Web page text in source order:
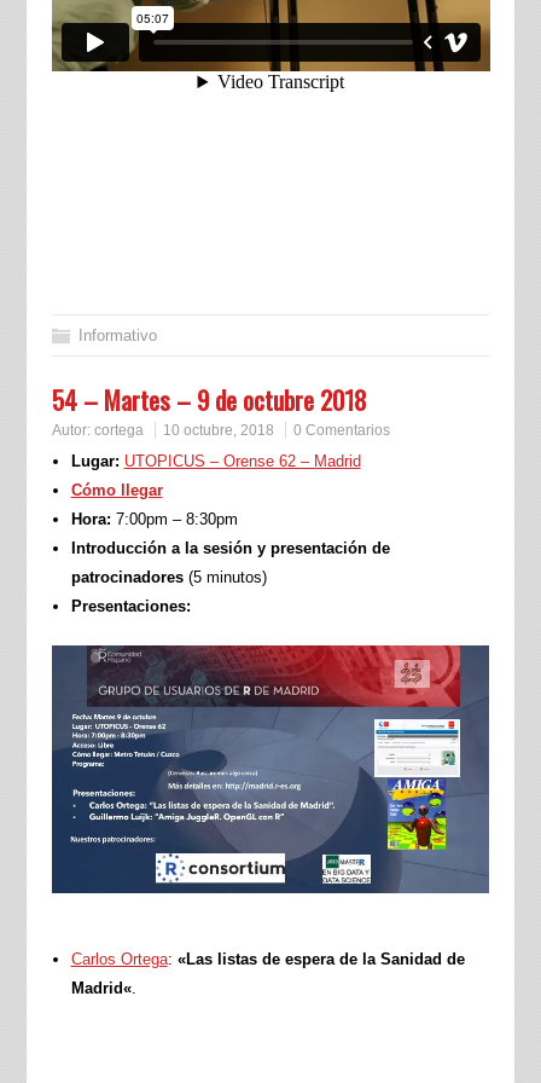
Informativo
54 – Martes – 9 de octubre 2018
Autor: cortega 10 octubre, 2018 0 Comentarios
Lugar: UTOPICUS – Orense 62 – Madrid
Cómo llegar
Hora: 7:00pm – 8:30pm
Introducción a la sesión y presentación de
patrocinadores(5 minutos)
Presentaciones:
Carlos Ortega: «Las listas de espera de la Sanidad de
Madrid«.